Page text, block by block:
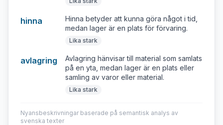
hinna
Hinna betyder att kunna göra något i tid,
medan lager är en plats för förvaring.
Lika stark
avlagring
Avlagring hänvisar till material som samlats
på en yta, medan lager är en plats eller
samling av varor eller material.
Lika stark
Nyansbeskrivningar baserade på semantisk analys av
svenska texter